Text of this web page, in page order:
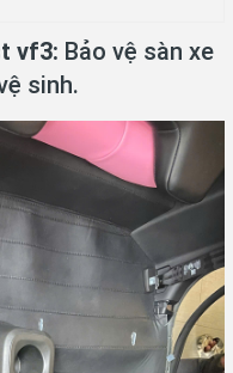
vf3: Bảo vệ sàn xe
sinh.